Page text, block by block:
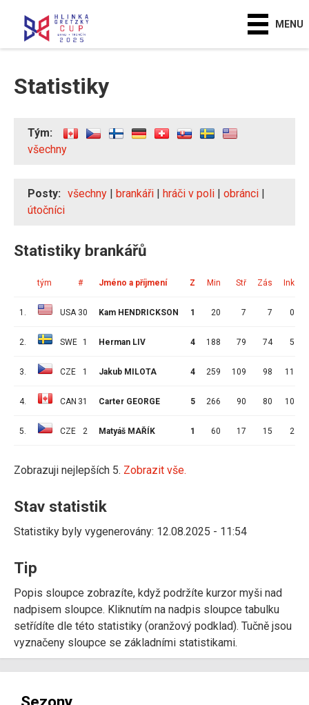
MENU
Statistiky
Tým:
všechny
Posty: všechny | brankáři | hráči v poli | obránci |
útočníci
Statistiky brankářů
tým # Jméno a příjmení Z Min Stř Zás Ink
1. USA 30 Kam HENDRICKSON 1 20 7 7 0
2. SWE 1 Herman LIV 4 188 79 74 5
3. CZE 1 Jakub MILOTA 4 259 109 98 11
4. CAN 31 Carter GEORGE 5 266 90 80 10
5. CZE 2 Matyáš MAŘÍK 1 60 17 15 2
Zobrazuji nejlepších 5. Zobrazit vše.
Stav statistik
Statistiky byly vygenerovány: 12.08.2025 - 11:54
Tip
Popis sloupce zobrazíte, když podržíte kurzor myši nad
nadpisem sloupce. Kliknutím na nadpis sloupce tabulku
setřídíte dle této statistiky (oranžový podklad). Tučně jsou
vyznačeny sloupce se základními statistikami.